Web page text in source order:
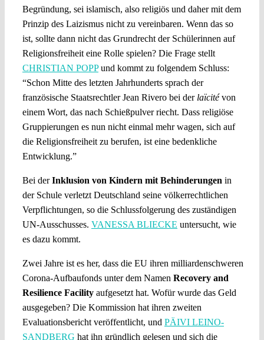
Begründung, sei islamisch, also religiös und daher mit dem
Prinzip des Laizismus nicht zu vereinbaren. Wenn das so
ist, sollte dann nicht das Grundrecht der Schülerinnen auf
Religionsfreiheit eine Rolle spielen? Die Frage stellt
CHRISTIAN POPPund kommt zu folgendem Schluss:
“Schon Mitte des letzten Jahrhunderts sprach der
französische Staatsrechtler Jean Rivero bei der laïcitévon
einem Wort, das nach Schießpulver riecht. Dass religiöse
Gruppierungen es nun nicht einmal mehr wagen, sich auf
die Religionsfreiheit zu berufen, ist eine bedenkliche
Entwicklung.”
Bei derInklusion von Kindern mit Behinderungen in
der Schule verletzt Deutschland seine völkerrechtlichen
Verpflichtungen, so die Schlussfolgerung des zuständigen
UN-Ausschusses. VANESSA BLIECKE untersucht, wie
es dazu kommt.
Zwei Jahre ist es her, dass die EU ihren milliardenschweren
Corona-Aufbaufonds unter dem Namen Recovery and
Resilience Facilityaufgesetzt hat. Wofür wurde das Geld
ausgegeben? Die Kommission hat ihren zweiten
Evaluationsbericht veröffentlicht, und PÄIVI LEINO-
SANDBERG hat ihn gründlich gelesen und sich die